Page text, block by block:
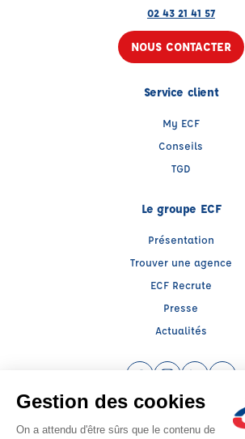
02 43 21 41 57
NOUS CONTACTER
Service client
My ECF
Conseils
TGD
Le groupe ECF
Présentation
Trouver une agence
ECF Recrute
Presse
Actualités
FacebookInstagram
Raison sociale : ECF CER CENTRE ATLANTIQUE -
SIREN: 312379266 - Numéro de TVA